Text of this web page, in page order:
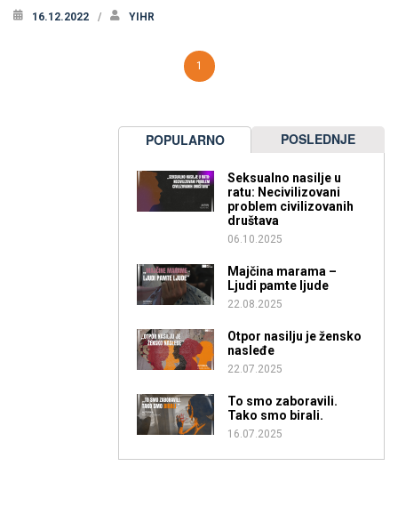
16.12.2022 YIHR
1
POPULARNO POSLEDNJE
Seksualno nasilje u
ratu: Necivilizovani
problem civilizovanih
društava
06.10.2025
Majčina marama –
Ljudi pamte ljude
22.08.2025
Otpor nasilju je žensko
nasleđe
22.07.2025
To smo zaboravili.
Tako smo birali.
16.07.2025